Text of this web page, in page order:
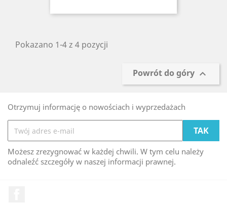
Pokazano 1-4 z 4 pozycji
Powrót do góry 
Otrzymuj informację o nowościach i wyprzedażach
Możesz zrezygnować w każdej chwili. W tym celu należy
odnaleźć szczegóły w naszej informacji prawnej.